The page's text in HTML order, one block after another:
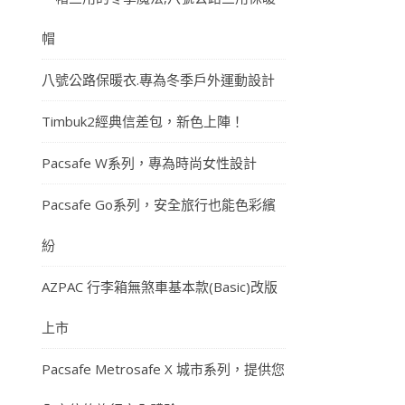
帽
八號公路保暖衣.專為冬季戶外運動設計
Timbuk2經典信差包，新色上陣！
Pacsafe W系列，專為時尚女性設計
Pacsafe Go系列，安全旅行也能色彩繽
紛
AZPAC 行李箱無煞車基本款(Basic)改版
上市
Pacsafe Metrosafe X 城市系列，提供您